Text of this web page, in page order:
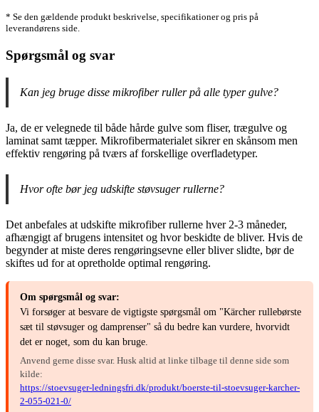
* Se den gældende produkt beskrivelse, specifikationer og pris på
leverandørens side.
Spørgsmål og svar
Kan jeg bruge disse mikrofiber ruller på alle typer gulve?
Ja, de er velegnede til både hårde gulve som fliser, trægulve og
laminat samt tæpper. Mikrofibermaterialet sikrer en skånsom men
effektiv rengøring på tværs af forskellige overfladetyper.
Hvor ofte bør jeg udskifte støvsuger rullerne?
Det anbefales at udskifte mikrofiber rullerne hver 2-3 måneder,
afhængigt af brugens intensitet og hvor beskidte de bliver. Hvis de
begynder at miste deres rengøringsevne eller bliver slidte, bør de
skiftes ud for at opretholde optimal rengøring.
Om spørgsmål og svar:
Vi forsøger at besvare de vigtigste spørgsmål om "Kärcher rullebørste
sæt til støvsuger og damprenser" så du bedre kan vurdere, hvorvidt
det er noget, som du kan bruge.
Anvend gerne disse svar. Husk altid at linke tilbage til denne side som
kilde:
https://stoevsuger-ledningsfri.dk/produkt/boerste-til-stoevsuger-karcher-
2-055-021-0/